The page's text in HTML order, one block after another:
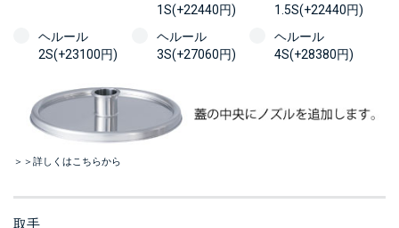
1S(+22440円)
1.5S(+22440円)
ヘルール
2S(+23100円)
ヘルール
3S(+27060円)
ヘルール
4S(+28380円)
＞＞詳しくはこちらから
取手